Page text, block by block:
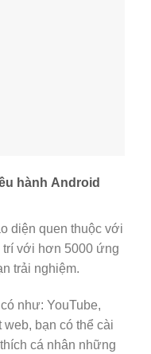
hành Android
diện quen thuộc với
với hơn 5000 ứng
trải nghiệm.
như: YouTube,
web, bạn có thể cài
cá nhân những